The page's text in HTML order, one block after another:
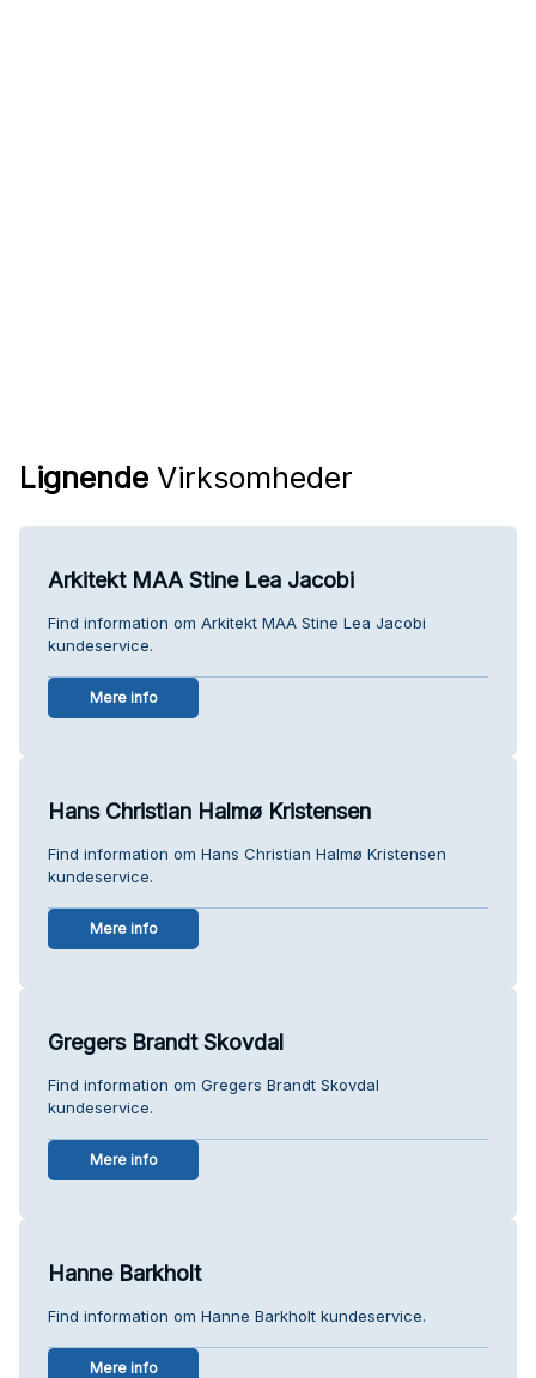
Lignende Virksomheder
Arkitekt MAA Stine Lea Jacobi
Find information om Arkitekt MAA Stine Lea Jacobi
kundeservice.
Mere info
Hans Christian Halmø Kristensen
Find information om Hans Christian Halmø Kristensen
kundeservice.
Mere info
Gregers Brandt Skovdal
Find information om Gregers Brandt Skovdal
kundeservice.
Mere info
Hanne Barkholt
Find information om Hanne Barkholt kundeservice.
Mere info